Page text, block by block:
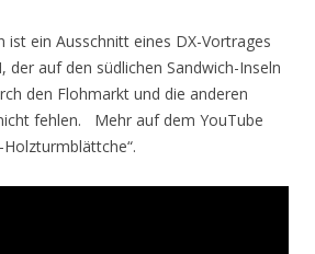
ist ein Ausschnitt eines DX-Vortrages
der auf den südlichen Sandwich-Inseln
den Flohmarkt und die anderen
fehlen. Mehr auf dem YouTube